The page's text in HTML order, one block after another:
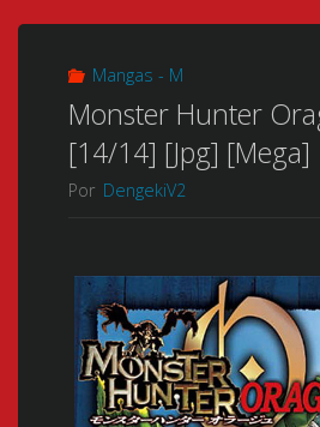
Mangas - M
Monster Hunter
[14/14] [Jpg] [Mega]
Por DengekiV2